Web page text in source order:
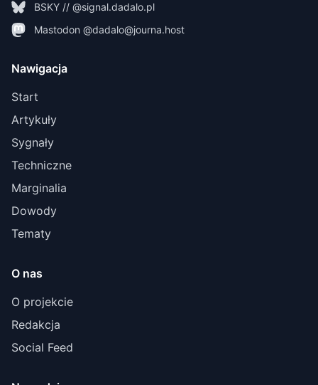
BSKY // @signal.dadalo.pl
Mastodon @dadalo@journa.host
Nawigacja
Start
Artykuły
Sygnały
Techniczne
Marginalia
Dowody
Tematy
O nas
O projekcie
Redakcja
Social Feed